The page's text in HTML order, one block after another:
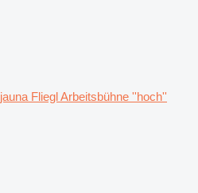
jauna Fliegl Arbeitsbühne ''hoch''